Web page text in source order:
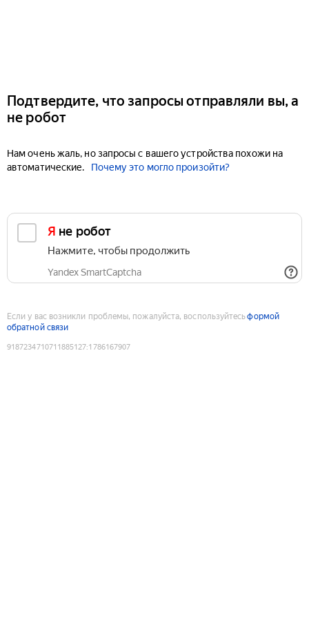
Подтвердите, что запросы отправляли вы, а
не робот
Нам очень жаль, но запросы с вашего устройства похожи на
автоматические.
Почему это могло произойти?
Я не робот
Нажмите, чтобы продолжить
Yandex SmartCaptcha
Если у вас возникли проблемы, пожалуйста, воспользуйтесьформой
обратной связи
9187234710711885127:1786167907